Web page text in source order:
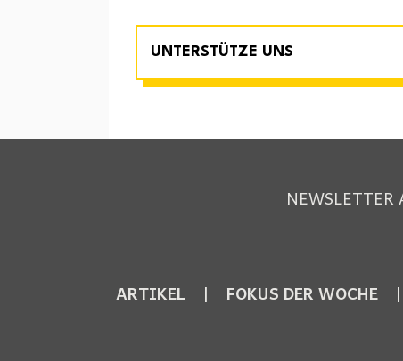
UNTERSTÜTZE UNS
NEWSLETTER
ARTIKEL FOKUS DER WOCHE